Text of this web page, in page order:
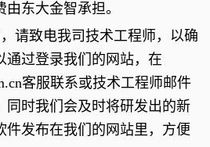
东大金智承担。
请致电我司技术工程师，以确
通过登录我们的网站，在
客服联系或技术工程师邮件
同时我们会及时将研发出的新
件发布在我们的网站里，方便